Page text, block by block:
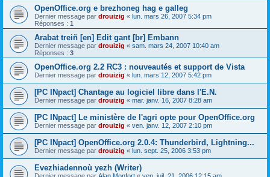
OpenOffice.org e brezhoneg hag e galleg
Dernier message par drouizig « lun. mars 26, 2007 5:34 pm
Réponses : 1
Arabat treiñ [en] Edit gant [br] Embann
Dernier message par drouizig « sam. mars 24, 2007 10:40 am
Réponses : 3
OpenOffice.org 2.2 RC3 : nouveautés et support de Vista
Dernier message par drouizig « lun. mars 12, 2007 5:42 pm
[PC INpact] Chantage au logiciel libre dans l'E.N.
Dernier message par drouizig « mar. janv. 16, 2007 8:28 am
[PC INpact] Le ministère de l'agri opte pour OpenOffice.org
Dernier message par drouizig « ven. janv. 12, 2007 2:10 pm
[PC INpact] OpenOffice.org 2.0.4: Thunderbird, Lightning...
Dernier message par drouizig « lun. sept. 25, 2006 3:53 pm
Evezhiadennoù yezh (Writer)